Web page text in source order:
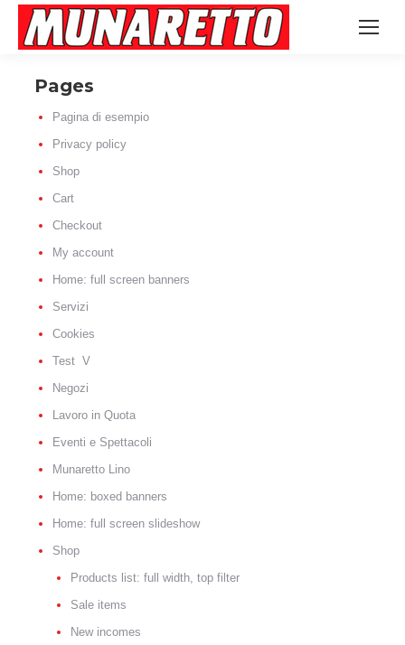
Pages
Pagina di esempio
Privacy policy
Shop
Cart
Checkout
My account
Home: full screen banners
Servizi
Cookies
Test V
Negozi
Lavoro in Quota
Eventi e Spettacoli
Munaretto Lino
Home: boxed banners
Home: full screen slideshow
Shop
Products list: full width, top filter
Sale items
New incomes